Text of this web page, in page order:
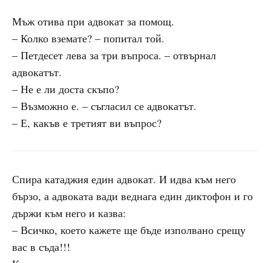
Мъж отива при адвокат за помощ.
– Колко вземате? – попитал той.
– Петдесет лева за три въпроса. – отвърнал
адвокатът.
– Не е ли доста скъпо?
– Възможно е. – съгласил се адвокатът.
– Е, какъв е третият ви въпрос?
Спира катаджия един адвокат. И идва към него
бързо, а адвоката вади веднага един диктофон и го
държи към него и казва:
– Всичко, което кажете ще бъде изполвано срещу
вас в съда!!!